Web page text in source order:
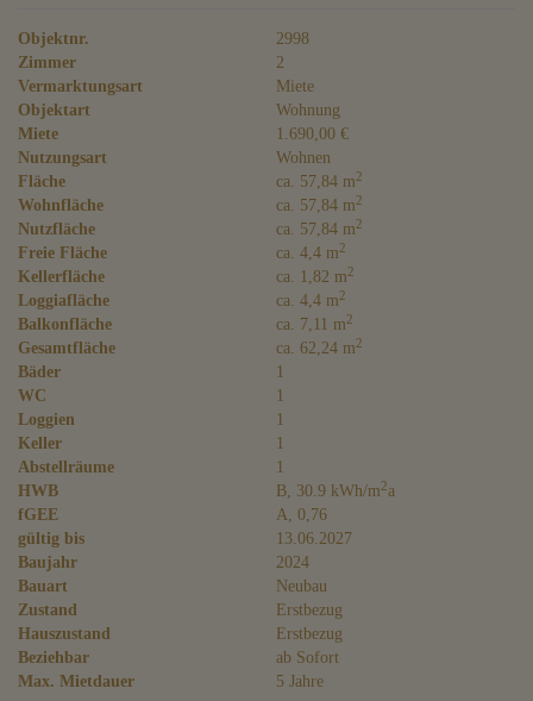
Objektnr.
2998
Zimmer
2
Vermarktungsart
Miete
Objektart
Wohnung
Miete
1.690,00 €
Nutzungsart
Wohnen
Fläche
ca. 57,84 m2
Wohnfläche ca. 57,84 m2
Nutzfläche ca. 57,84 m2
Freie Fläche ca. 4,4 m2
Kellerfläche ca. 1,82 m2
Loggiafläche ca. 4,4 m2
Balkonfläche ca. 7,11 m2
Gesamtfläche ca. 62,24 m2
Bäder
1
WC
1
Loggien
1
Keller
1
Abstellräume
1
HWB
B, 30.9 kWh/m2a
fGEE
A, 0,76
gültig bis
13.06.2027
Baujahr
2024
Bauart
Neubau
Zustand
Erstbezug
Hauszustand
Erstbezug
Beziehbar
ab Sofort
Max. Mietdauer
5 Jahre